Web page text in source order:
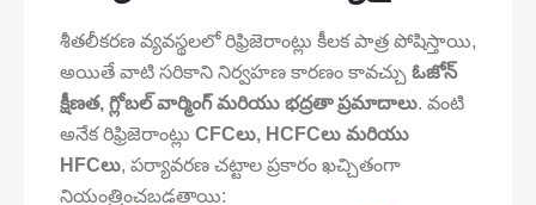
శీతలీకరణ వ్యవస్థలలో రిఫ్రిజెరాంట్లు కీలక పాత్ర పోషిస్తాయి,
అయితే వాటి సరికాని నిర్వహణ కారణం కావచ్చు ఓజోన్
క్షీణత, గ్లోబల్ వార్మింగ్ మరియు భద్రతా ప్రమాదాలు. వంటి
అనేక రిఫ్రిజెరాంట్లు CFCలు, HCFCలు మరియు
HFCలు, పర్యావరణ చట్టాల ప్రకారం ఖచ్చితంగా
నియంత్రించబడతాయి: